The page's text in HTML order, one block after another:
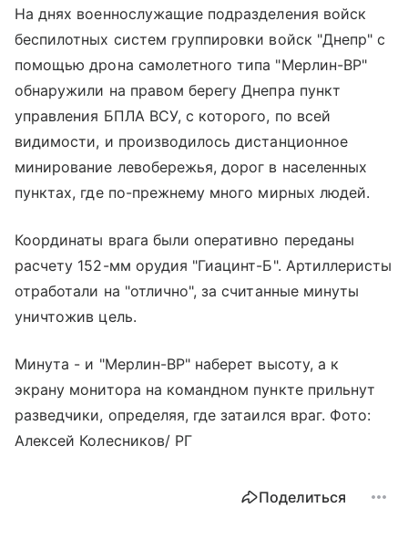
На днях военнослужащие подразделения войск
беспилотных систем группировки войск "Днепр" с
помощью дрона самолетного типа "Мерлин-ВР"
обнаружили на правом берегу Днепра пункт
управления БПЛА ВСУ, с которого, по всей
видимости, и производилось дистанционное
минирование левобережья, дорог в населенных
пунктах, где по-прежнему много мирных людей.
Координаты врага были оперативно переданы
расчету 152-мм орудия "Гиацинт-Б". Артиллеристы
отработали на "отлично", за считанные минуты
уничтожив цель.
Минута - и "Мерлин-ВР" наберет высоту, а к
экрану монитора на командном пункте прильнут
разведчики, определяя, где затаился враг. Фото:
Алексей Колесников/ РГ
Поделиться